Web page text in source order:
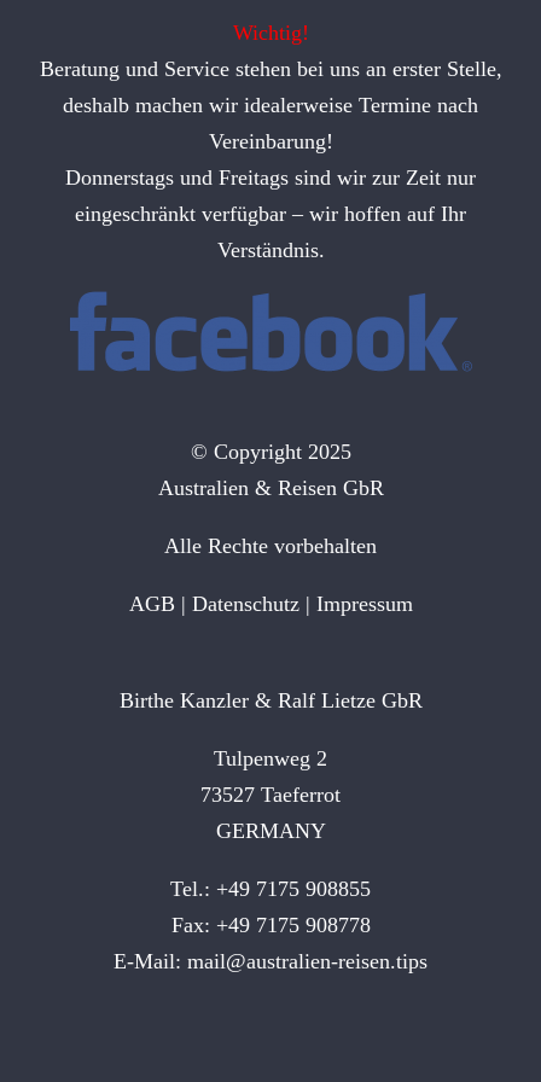
Wichtig!
Beratung und Service stehen bei uns an erster Stelle,
deshalb machen wir idealerweise Termine nach
Vereinbarung!
Donnerstags und Freitags sind wir zur Zeit nur
eingeschränkt verfügbar – wir hoffen auf Ihr
Verständnis.
© Copyright 2025
Australien & Reisen GbR
Alle Rechte vorbehalten
AGB | Datenschutz| Impressum
Birthe Kanzler & Ralf Lietze GbR
Tulpenweg 2
73527 Taeferrot
GERMANY
Tel.: +49 7175 908855
Fax: +49 7175 908778
E-Mail: mail@australien-reisen.tips